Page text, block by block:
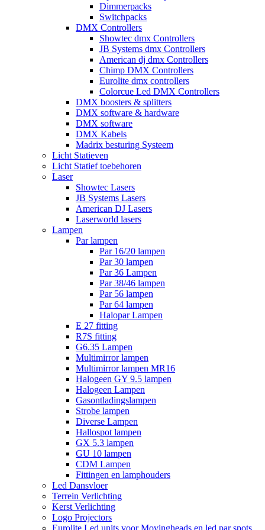
Dimmerpacks
Switchpacks
DMX Controllers
Showtec dmx Controllers
JB Systems dmx Controllers
American dj dmx Controllers
Chimp DMX Controllers
Eurolite dmx controllers
Colorcue Led DMX Controllers
DMX boosters & splitters
DMX software & hardware
DMX software
DMX Kabels
Madrix besturing Systeem
Licht Statieven
Licht Statief toebehoren
Laser
Showtec Lasers
JB Systems Lasers
American DJ Lasers
Laserworld lasers
Lampen
Par lampen
Par 16/20 lampen
Par 30 lampen
Par 36 Lampen
Par 38/46 lampen
Par 56 lampen
Par 64 lampen
Halopar Lampen
E 27 fitting
R7S fitting
G6.35 Lampen
Multimirror lampen
Multimirror lampen MR16
Halogeen GY 9.5 lampen
Halogeen Lampen
Gasontladingslampen
Strobe lampen
Diverse Lampen
Hallospot lampen
GX 5.3 lampen
GU 10 lampen
CDM Lampen
Fittingen en lamphouders
Led Dansvloer
Terrein Verlichting
Kerst Verlichting
Logo Projectors
Eurolite Led units voor Movingheads en led par spots